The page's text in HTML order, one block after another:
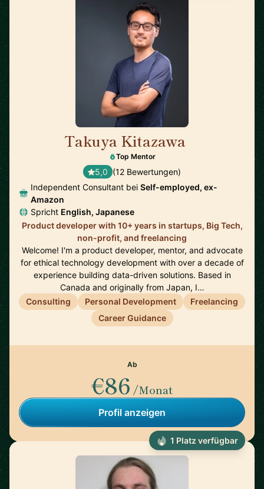
Takuya Kitazawa
Top Mentor
5,0 (12 Bewertungen)
Independent Consultant bei Self-employed, ex-
Amazon
Spricht English, Japanese
Product developer with 10+ years in startups, Big Tech,
non-profit, and freelancing
Welcome! I'm a product developer, mentor, and advocate
for ethical technology development with over a decade of
experience building data-driven solutions. Based in
Canada and originally from Japan, I…
Consulting
Personal Development
Freelancing
Career Guidance
Ab
€86 /Monat
Profil anzeigen
1 Platz verfügbar